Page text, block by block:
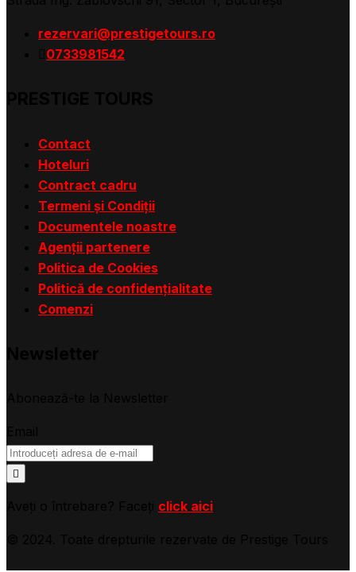
rezervari@prestigetours.ro
0733981542
Contact
Hoteluri
Contract cadru
Termeni și Condiții
Documentele noastre
Agenții partenere
Politica de Cookies
Politică de confidențialitate
Comenzi
click aici